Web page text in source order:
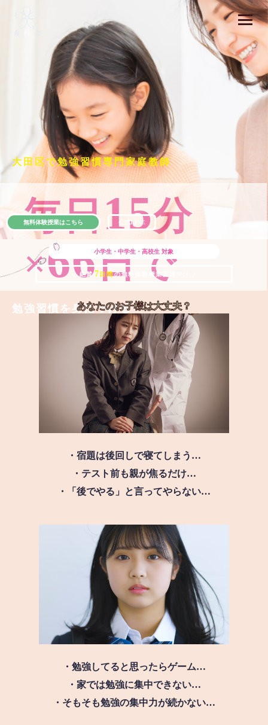
大田区で勉強習慣専門家庭教師
毎日15分
×66日で
勉強習慣を身につける
小学生・中学生・高校生 対象
＼ 絶賛 7 日間の無料体験授業実施中!! ／
無料体験授業はこちら 公式LINE
あなたのお子様は大丈夫？
・宿題は後回しで寝てしまう…
・テスト前も親が焦るだけ…
・「後でやる」と言ってやらない…
・勉強してると思ったらゲーム…
・家では勉強に集中できない…
・そもそも勉強の集中力が続かない…